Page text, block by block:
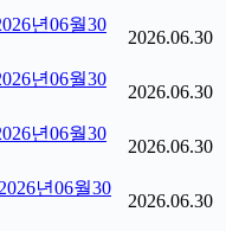
년06월30
2026.06.30
년06월30
2026.06.30
년06월30
2026.06.30
년06월30
2026.06.30